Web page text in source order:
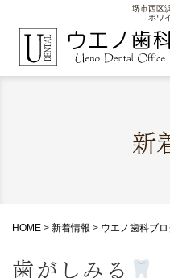
堺市西区
ホワ
新
HOME > 新着情報 > ウエノ歯科ブ
歯がしみる